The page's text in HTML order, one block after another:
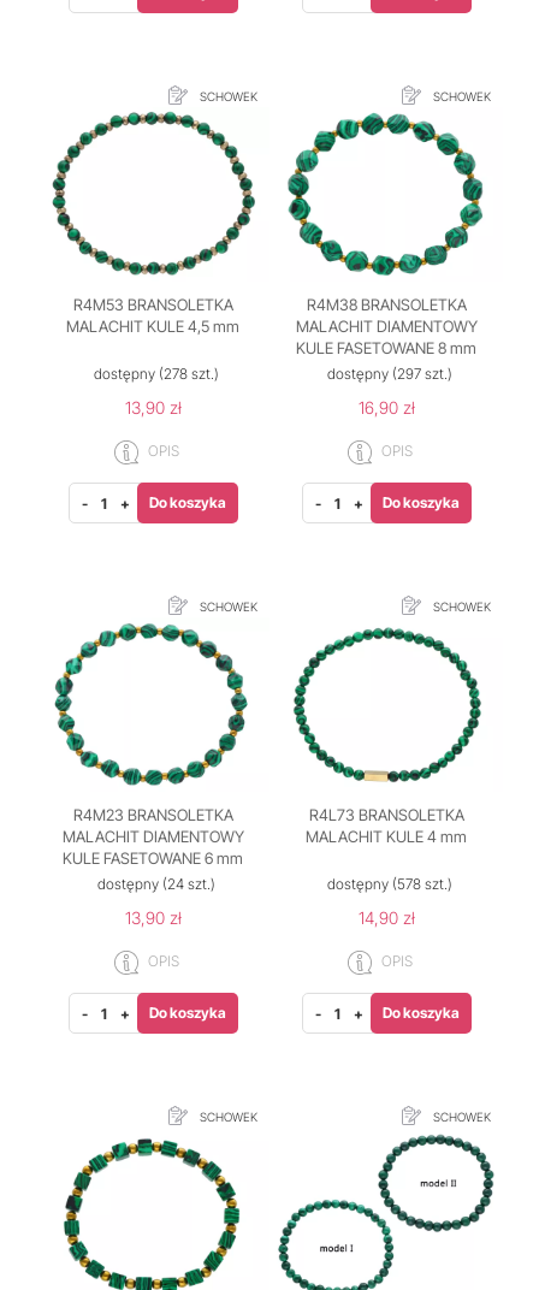
SCHOWEK
R4M53 BRANSOLETKA
MALACHIT KULE 4,5 mm
dostępny(278 szt.)
13,90 zł
OPIS
- + Do koszyka
SCHOWEK
R4M38 BRANSOLETKA
MALACHIT DIAMENTOWY
KULE FASETOWANE 8 mm
dostępny(297 szt.)
16,90 zł
OPIS
- + Do koszyka
SCHOWEK
R4M23 BRANSOLETKA
MALACHIT DIAMENTOWY
KULE FASETOWANE 6 mm
dostępny(24 szt.)
13,90 zł
OPIS
- + Do koszyka
SCHOWEK
R4L73 BRANSOLETKA
MALACHIT KULE 4 mm
dostępny(578 szt.)
14,90 zł
OPIS
- + Do koszyka
SCHOWEK SCHOWEK